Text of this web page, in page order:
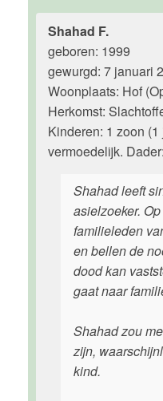
Shahad F.
geboren: 1999
gewurgd: 7 januari
Woonplaats: Hof
Herkomst:
Kinderen: 1 zoon (1
vermoedelijk.
Shahad leeft
asielzoeker.
familieleden
en bellen de
dood kan
gaat naar
Shahad zou
zijn,
kind.